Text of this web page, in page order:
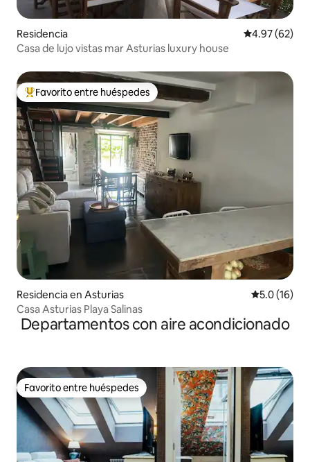
Residencia Calificación
4.97 (62)
Casa de lujo vistas mar Asturias luxury house
De los mejores en Favorito entre huéspedes
Favorito entre huéspedes
Residencia en Asturias Calificación
5.0 (16)
Casa Asturias Playa Salinas
Departamentos con aire acondicionado
Favorito entre huéspedes
Favorito entre huéspedes